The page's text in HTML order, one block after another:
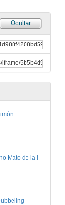
Ocultar